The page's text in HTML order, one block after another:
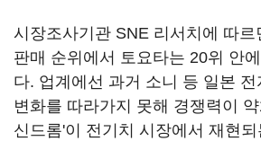
시장조사기관 SNE 리서치에 따
판매 순위에서 토요타는 20위 안
다. 업계에선 과거 소니 등 일본 전
변화를 따라가지 못해 경쟁력이
신드롬'이 전기치 시장에서 재현